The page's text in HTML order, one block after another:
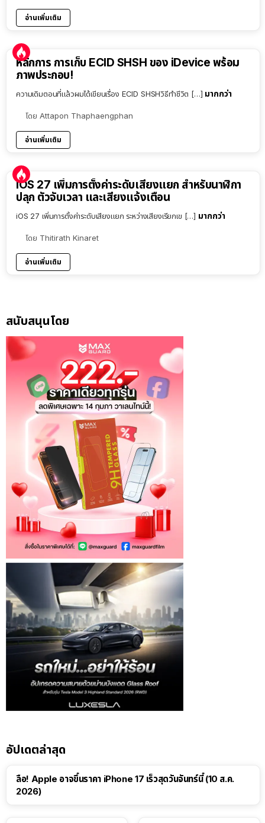
อ่านเพิ่มเติม
หลักการ การเก็บ ECID SHSH ของ iDevice พร้อม
ภาพประกอบ!
ความเดิมตอนที่แล้วผมได้เขียนเรื่อง ECID SHSHวิธีทำชีวิต […] มากกว่า
โดย Attapon Thaphaengphan
อ่านเพิ่มเติม
iOS 27 เพิ่มการตั้งค่าระดับเสียงแยก สำหรับนาฬิกา
ปลุก ตัวจับเวลา และเสียงแจ้งเตือน
iOS 27 เพิ่มการตั้งค่าระดับเสียงแยก ระหว่างเสียงเรียกเข […] มากกว่า
โดย Thitirath Kinaret
อ่านเพิ่มเติม
สนับสนุนโดย
อัปเดตล่าสุด
ลือ! Apple อาจขึ้นราคา iPhone 17 เร็วสุดวันจันทร์นี้ (10 ส.ค.
2026)